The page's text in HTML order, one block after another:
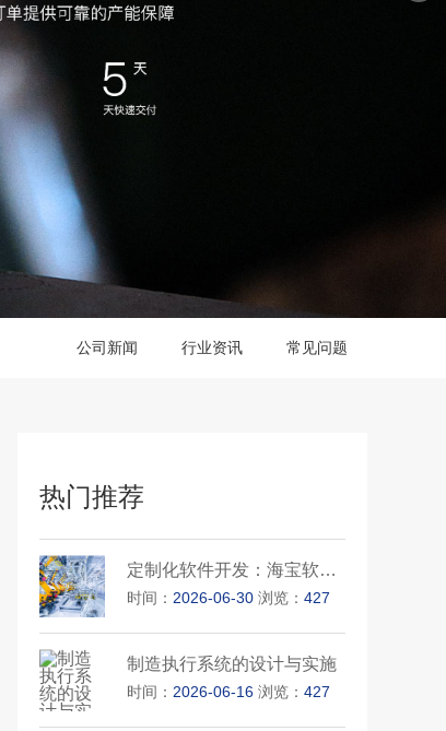
公司新闻 行业资讯 常见问题
热门推荐
定制化软件开发：海宝软件的科···
时间： 2026-06-30 浏览：427
制造执行系统的设计与实施
时间： 2026-06-16 浏览：427